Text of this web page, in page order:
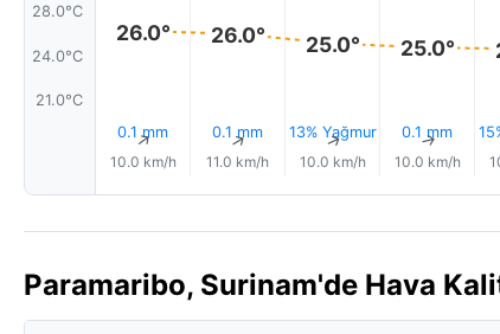
28.0°C
24.0°C
21.0°C
26.0°
0.1 mm
↑
10.0 km/h
26.0°
0.1 mm
↑
11.0 km/h
25.0°
13% Yağmur
↑
10.0 km/h
25.0°
0.1 mm
↑
10.0 km/h
Paramaribo, Surinam'de Hava